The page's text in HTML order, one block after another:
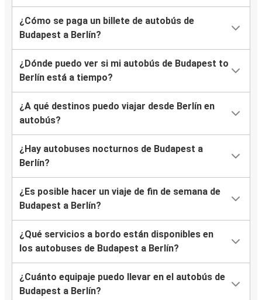
¿Cómo se paga un billete de autobús de
Budapest a Berlín?
¿Dónde puedo ver si mi autobús de Budapest to
Berlín está a tiempo?
¿A qué destinos puedo viajar desde Berlín en
autobús?
¿Hay autobuses nocturnos de Budapest a
Berlín?
¿Es posible hacer un viaje de fin de semana de
Budapest a Berlín?
¿Qué servicios a bordo están disponibles en
los autobuses de Budapest a Berlín?
¿Cuánto equipaje puedo llevar en el autobús de
Budapest a Berlín?